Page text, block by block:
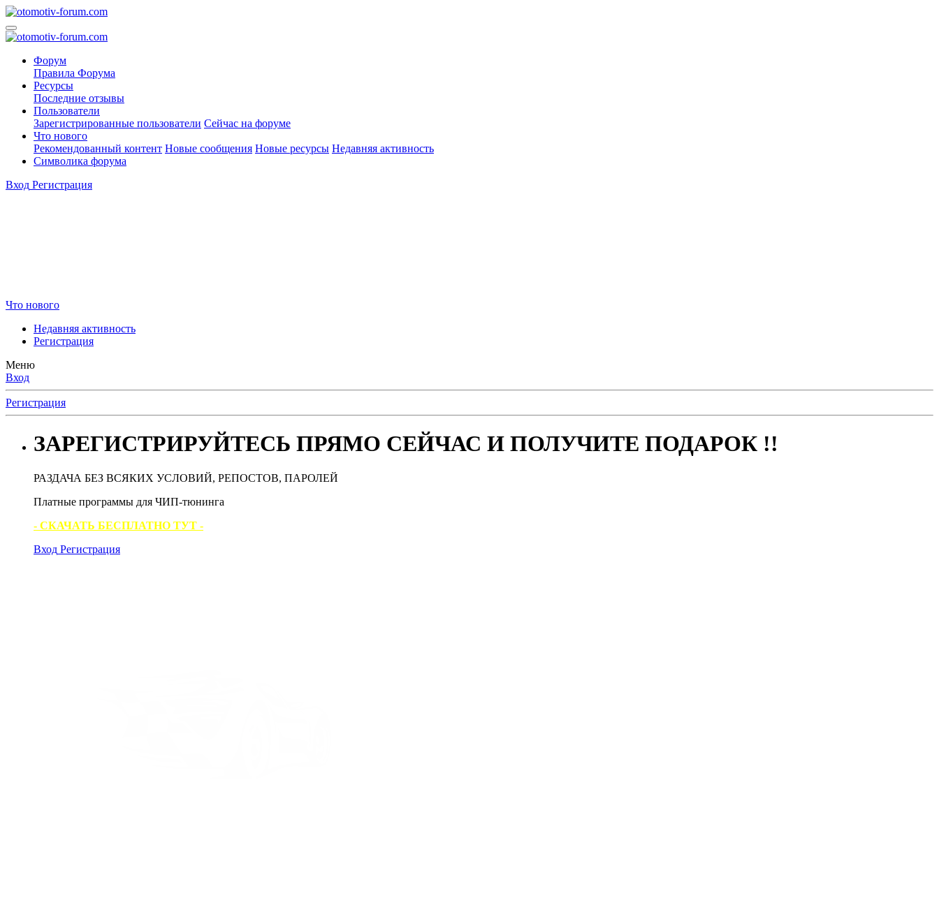
Форум
Правила Форума
Ресурсы
Последние отзывы
Пользователи
Зарегистрированные пользователи Сейчас на форуме
Что нового
Рекомендованный контент Новые сообщения Новые ресурсы Недавняя активность
Символика форума
Вход Регистрация
Что нового
Недавняя активность
Регистрация
Меню
Вход
Регистрация
ЗАРЕГИСТРИРУЙТЕСЬ ПРЯМО СЕЙЧАС И ПОЛУЧИТЕ ПОДАРОК !!
РАЗДАЧА БЕЗ ВСЯКИХ УСЛОВИЙ, РЕПОСТОВ, ПАРОЛЕЙ
Платные программы для ЧИП-тюнинга
- СКАЧАТЬ БЕСПЛАТНО ТУТ -
Вход Регистрация